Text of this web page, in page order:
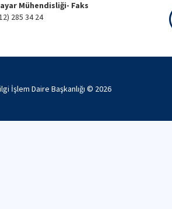
Mühendisliği- Faks
285 34 24
İşlem Daire Başkanlığı © 2026